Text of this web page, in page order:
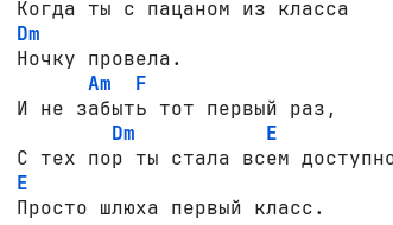
Dm
Ночку провела.
Am
F
И не забыть тот первый раз,
Dm
E
E
Просто шлюха первый класс.